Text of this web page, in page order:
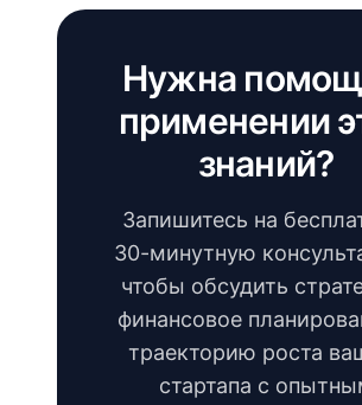
Нужна
применении
знаний?
Запишитесь на
30-минутную
чтобы обсудить
финансовое
траекторию роста
стартапа с